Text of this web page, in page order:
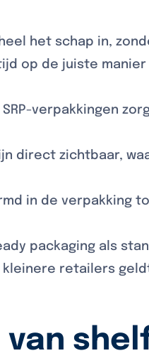
het schap in,
op de juiste
verpakkingen
direct zichtbaar,
in de verpakking
packaging als
retailers